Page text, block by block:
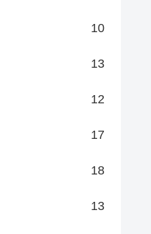
10
13
12
17
18
13